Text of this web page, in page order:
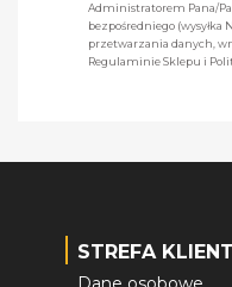
Administratorem Pana/
bezpośredniego
przetwarzania danych,
Regulaminie Sklepu i
STREFA